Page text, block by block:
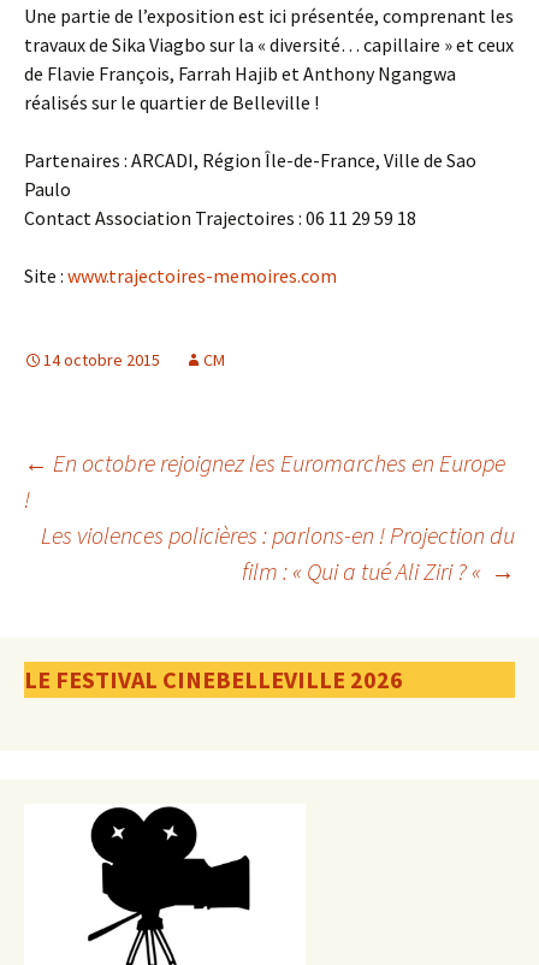
Une partie de l’exposition est ici présentée, comprenant les
travaux de Sika Viagbo sur la « diversité… capillaire » et ceux
de Flavie François, Farrah Hajib et Anthony Ngangwa
réalisés sur le quartier de Belleville !
Partenaires : ARCADI, Région Île-de-France, Ville de Sao
Paulo
Contact Association Trajectoires : 06 11 29 59 18
Site : www.trajectoires-memoires.com
14 octobre 2015 CM
Navigation
des
← En octobre rejoignez les Euromarches en Europe
!
Les violences policières : parlons-en ! Projection du
film : « Qui a tué Ali Ziri ? « →
LE FESTIVAL CINEBELLEVILLE 2026